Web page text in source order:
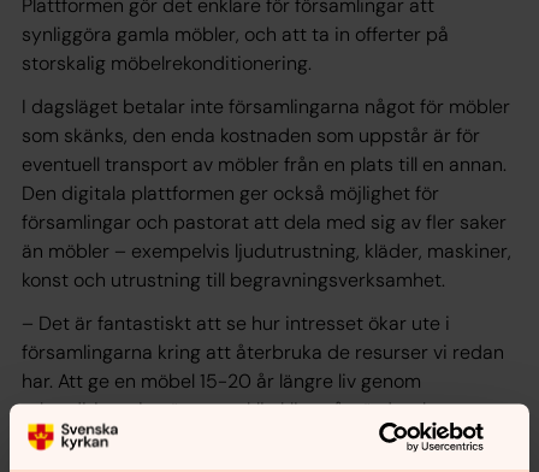
synliggöra gamla möbler, och att ta in offerter på
storskalig möbelrekonditionering.
I dagsläget betalar inte församlingarna något för möbler
som skänks, den enda kostnaden som uppstår är för
eventuell transport av möbler från en plats till en annan.
Den digitala plattformen ger också möjlighet för
församlingar och pastorat att dela med sig av fler saker
än möbler – exempelvis ljudutrustning, kläder, maskiner,
konst och utrustning till begravningsverksamhet.
– Det är fantastiskt att se hur intresset ökar ute i
församlingarna kring att återbruka de resurser vi redan
har. Att ge en möbel 15-20 år längre liv genom
rekonditionering är en verklig klimatåtgärd, och ett
konkret sätt att värna skapelsen, säger Sara Bronner